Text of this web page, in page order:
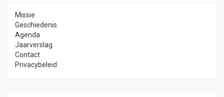
Missie
Geschiedenis
Agenda
Jaarverslag
Contact
Privacybeleid